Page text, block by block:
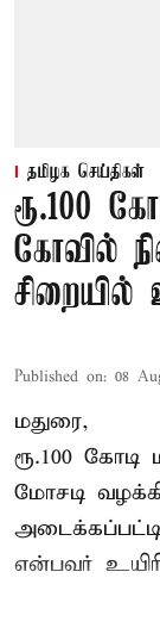
தமிழக செய்திகள்
ரூ.100
கோவில்
சிறையில்
Published on: 08
மதுரை,
ரூ.100
மோசடி
என்பவர்